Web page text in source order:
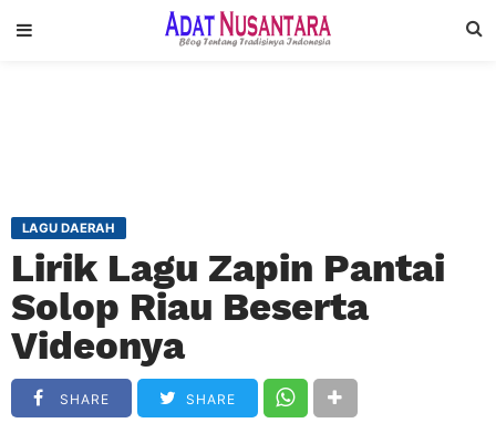
LAGU DAERAH
Lirik Lagu Zapin Pantai
Solop Riau Beserta
Videonya
SHARE SHARE